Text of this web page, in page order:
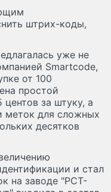
штрих-коды,
уже не
Smartcode,
от 100
простой
центов за штуку, а
меток для сложных
десятков
и стал
на заводе "РСТ-